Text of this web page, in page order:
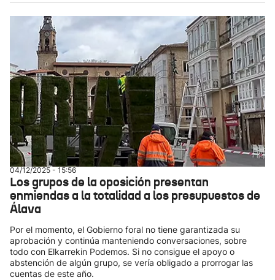
04/12/2025 - 15:56
Los grupos de la oposición presentan
enmiendas a la totalidad a los presupuestos de
Álava
Por el momento, el Gobierno foral no tiene garantizada su
aprobación y continúa manteniendo conversaciones, sobre
todo con Elkarrekin Podemos. Si no consigue el apoyo o
abstención de algún grupo, se vería obligado a prorrogar las
cuentas de este año.